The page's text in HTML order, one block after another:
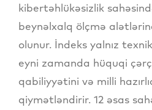
kibertəhlükəsizlik
beynəlxalq ölçmə
olunur. İndeks yalnız
eyni zamanda hüquqi
qabiliyyətini və milli
qiymətləndirir. 12 əsas